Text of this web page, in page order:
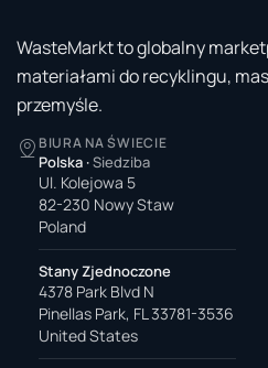
WasteMarkt to globalny
materiałami do recyklingu,
przemyśle.
BIURA NA ŚWIECIE
Polska ·Siedziba
Ul. Kolejowa 5
82-230 Nowy Staw
Poland
Stany Zjednoczone
4378 Park Blvd N
Pinellas Park, FL 33781-3536
United States